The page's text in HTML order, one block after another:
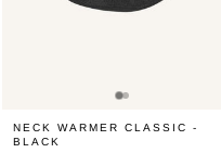
NECK WARMER CLASSIC -
BLACK